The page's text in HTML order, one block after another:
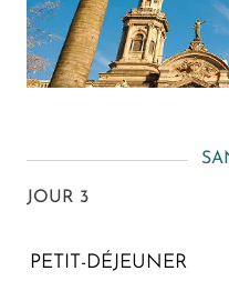
JOUR 3
PETIT-DÉJEUNER